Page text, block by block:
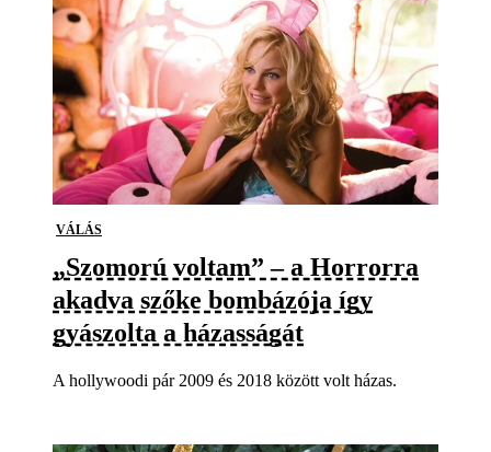
VÁLÁS
„Szomorú voltam” – a Horrorra
akadva szőke bombázója így
gyászolta a házasságát
A hollywoodi pár 2009 és 2018 között volt házas.